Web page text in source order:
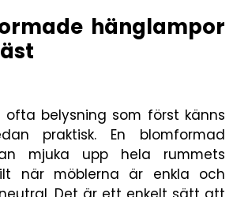
hänglampor
ofta belysning som först känns
praktisk. En blomformad
mjuka upp hela rummets
när möblerna är enkla och